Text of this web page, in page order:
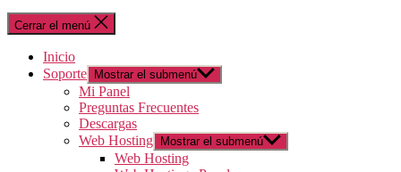
Cerrar el menú
Inicio
Soporte
Mostrar el submenú
Mi Panel
Preguntas Frecuentes
Descargas
Web Hosting
Mostrar el submenú
Web Hosting